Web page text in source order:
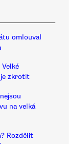
omlouval
zkrotit
na velká
Rozdělit